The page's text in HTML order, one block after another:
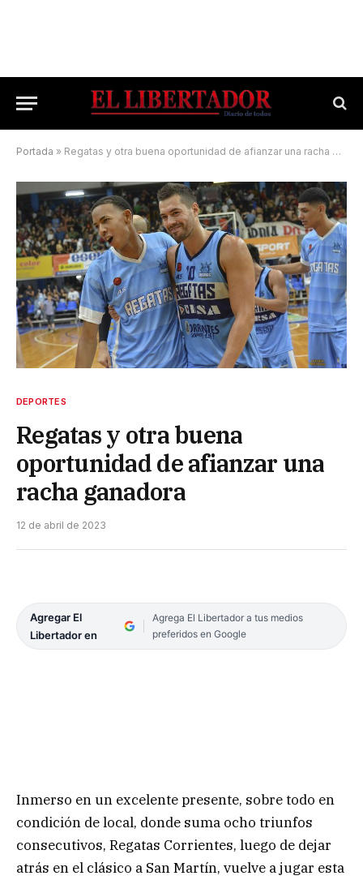
Portada » Regatas y otra buena oportunidad de afianzar una racha ganadora
DEPORTES
Regatas y otra buena
oportunidad de afianzar una
racha ganadora
12 de abril de 2023
Agregar El
Libertador en
Agrega El Libertador a tus medios
preferidos en Google
Inmerso en un excelente presente, sobre todo en
condición de local, donde suma ocho triunfos
consecutivos, Regatas Corrientes, luego de dejar
atrás en el clásico a San Martín, vuelve a jugar esta